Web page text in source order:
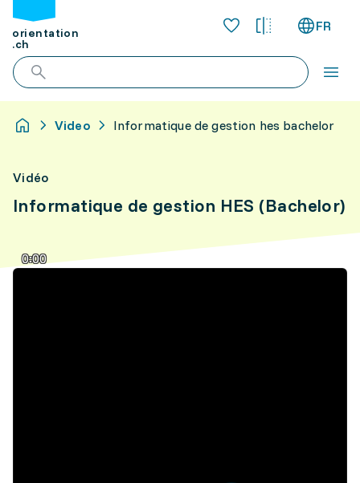
orientation
.ch
FR
Video Informatique de gestion hes bachelor
Vidéo
Informatique de gestion HES (Bachelor)
0:00